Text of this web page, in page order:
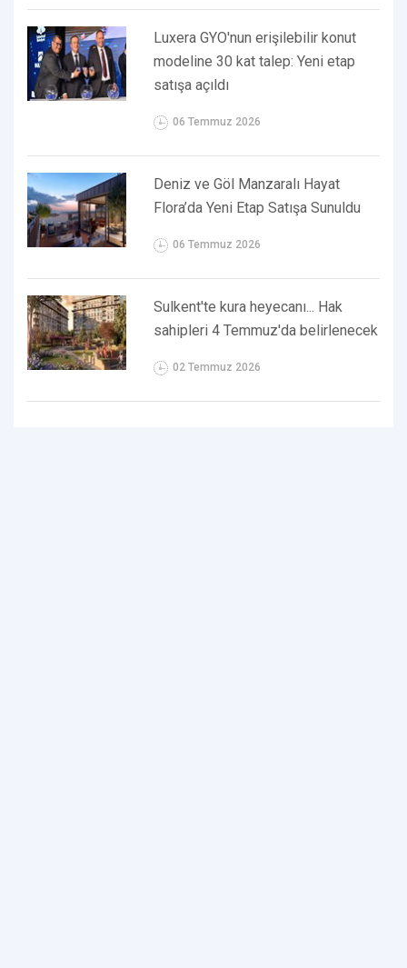
Luxera GYO'nun erişilebilir konut
modeline 30 kat talep: Yeni etap
satışa açıldı
06 Temmuz 2026
Deniz ve Göl Manzaralı Hayat
Flora’da Yeni Etap Satışa Sunuldu
06 Temmuz 2026
Sulkent'te kura heyecanı... Hak
sahipleri 4 Temmuz'da belirlenecek
02 Temmuz 2026